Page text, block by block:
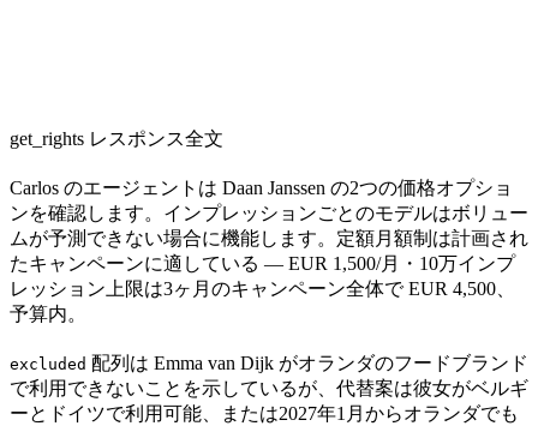
get_rights レスポンス全文
Carlos のエージェントは Daan Janssen の2つの価格オプショ
ンを確認します。インプレッションごとのモデルはボリュー
ムが予測できない場合に機能します。定額月額制は計画され
たキャンペーンに適している — EUR 1,500/月・10万インプ
レッション上限は3ヶ月のキャンペーン全体で EUR 4,500、
予算内。
excluded 配列は Emma van Dijk がオランダのフードブランド
で利用できないことを示しているが、代替案は彼女がベルギ
ーとドイツで利用可能、または2027年1月からオランダでも